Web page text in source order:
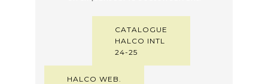
CATALOGUE
HALCO INTL
24-25
HALCO WEB.